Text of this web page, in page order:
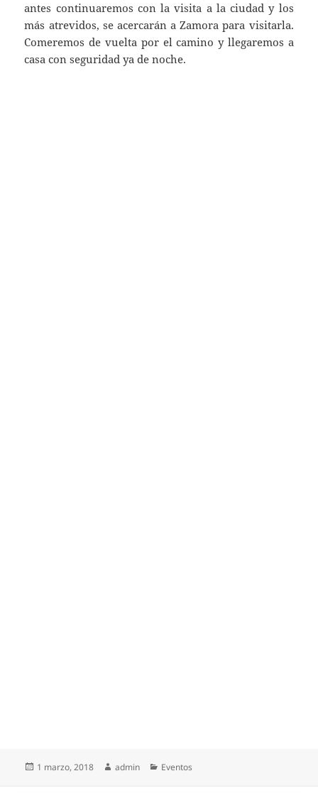
antes continuaremos con la visita a la ciudad y los
más atrevidos, se acercarán a Zamora para visitarla.
Comeremos de vuelta por el camino y llegaremos a
casa con seguridad ya de noche.
Publicado
1 marzo, 2018 Autor
admin Categorías
Eventos